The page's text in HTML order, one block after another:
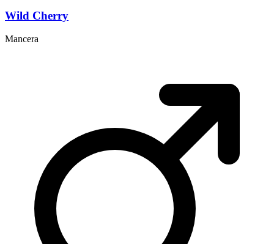
Wild Cherry
Mancera